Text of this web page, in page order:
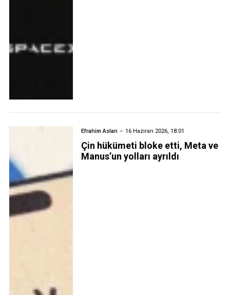
Efrahim Aslan 16 Haziran 2026, 18:01
Çin hükümeti bloke etti, Meta ve
Manus’un yolları ayrıldı